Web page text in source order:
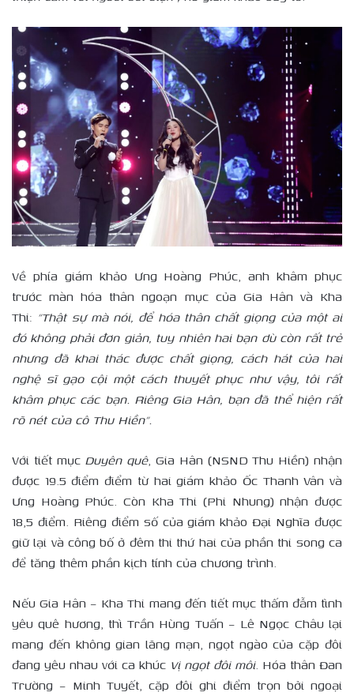
Về phía giám khảo Ưng Hoàng Phúc, anh khâm phục
trước màn hóa thân ngoạn mục của Gia Hân và Kha
Thi: “Thật sự mà nói, để hóa thân chất giọng của một ai
đó không phải đơn giản, tuy nhiên hai bạn dù còn rất trẻ
nhưng đã khai thác được chất giọng, cách hát của hai
nghệ sĩ gạo cội một cách thuyết phục như vậy, tôi rất
khâm phục các bạn. Riêng Gia Hân, bạn đã thể hiện rất
rõ nét của cô Thu Hiền”.
Với tiết mục Duyên quê, Gia Hân (NSND Thu Hiền) nhận
được 19.5 điểm điểm từ hai giám khảo Ốc Thanh Vân và
Ưng Hoàng Phúc. Còn Kha Thi (Phi Nhung) nhận được
18,5 điểm. Riêng điểm số của giám khảo Đại Nghĩa được
giữ lại và công bố ở đêm thi thứ hai của phần thi song ca
để tăng thêm phần kịch tính của chương trình.
Nếu Gia Hân – Kha Thi mang đến tiết mục thấm đẫm tình
yêu quê hương, thì Trần Hùng Tuấn – Lê Ngọc Châu lại
mang đến không gian lãng mạn, ngọt ngào của cặp đôi
đang yêu nhau với ca khúc Vị ngọt đôi môi. Hóa thân Đan
Trường – Minh Tuyết, cặp đôi ghi điểm trọn bởi ngoại